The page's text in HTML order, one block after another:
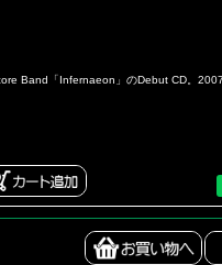
Band「Infernaeon」のDebut CD。